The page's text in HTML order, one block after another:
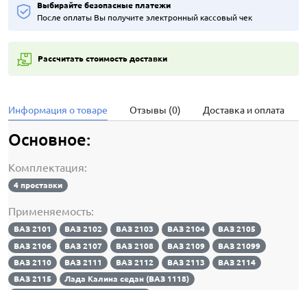
Выбирайте безопасные платежи
После оплаты Вы получите электронный кассовый чек
Рассчитать стоимость доставки
Информация о товаре Отзывы (0) Доставка и оплата
Основное:
Комплектация:
4 проставки
Применяемость:
ВАЗ 2101 ВАЗ 2102 ВАЗ 2103 ВАЗ 2104
ВАЗ 2105
ВАЗ 2106
ВАЗ 2107 ВАЗ 2108 ВАЗ 2109
ВАЗ 21099
ВАЗ 2110
ВАЗ 2111 ВАЗ 2112 ВАЗ 2113
ВАЗ 2114
ВАЗ 2115
Лада Калина седан (ВАЗ 1118)